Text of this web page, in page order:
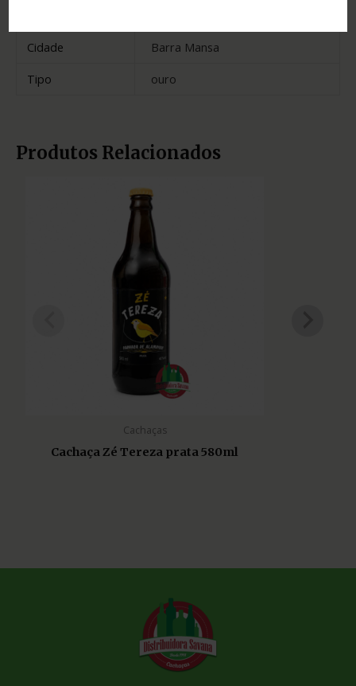
Cidade
Barra Mansa
Tipo
ouro
Produtos Relacionados
Cachaças
Cachaça Zé Tereza prata 580ml